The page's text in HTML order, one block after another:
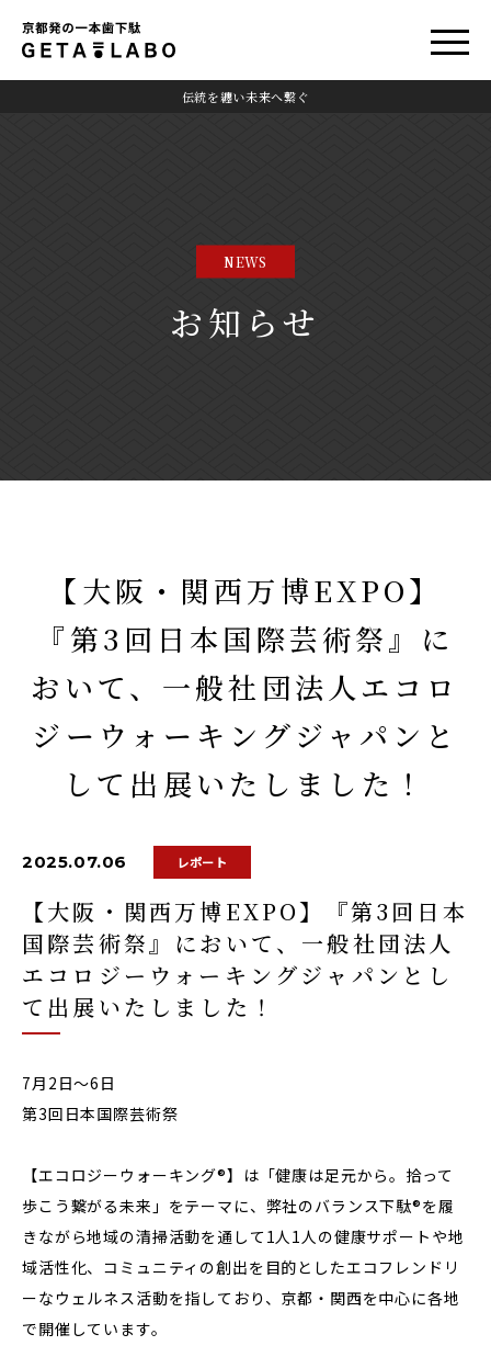
伝統を纏い未来へ繋ぐ
NEWS
お知らせ
【大阪・関西万博EXPO】
『第3回日本国際芸術祭』に
おいて、一般社団法人エコロ
ジーウォーキングジャパンと
して出展いたしました！
2025.07.06 レポート
【大阪・関西万博EXPO】『第3回日本
国際芸術祭』において、一般社団法人
エコロジーウォーキングジャパンとし
て出展いたしました！
7月2日〜6日
第3回日本国際芸術祭
【エコロジーウォーキング®️】は「健康は足元から。拾って
歩こう繋がる未来」をテーマに、弊社のバランス下駄®️を履
きながら地域の清掃活動を通して1人1人の健康サポートや地
域活性化、コミュニティの創出を目的としたエコフレンドリ
ーなウェルネス活動を指しており、京都・関西を中心に各地
で開催しています。